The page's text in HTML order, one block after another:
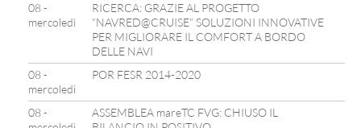
08 -
mercoledì
RICERCA: GRAZIE AL PROGETTO
“NAVRED@CRUISE” SOLUZIONI INNOVATIVE
PER MIGLIORARE IL COMFORT A BORDO
DELLE NAVI
08 -
mercoledì
POR FESR 2014-2020
08 -
ASSEMBLEA mareTC FVG: CHIUSO IL